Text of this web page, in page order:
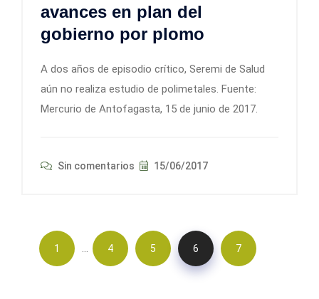
avances en plan del
gobierno por plomo
A dos años de episodio crítico, Seremi de Salud
aún no realiza estudio de polimetales. Fuente:
Mercurio de Antofagasta, 15 de junio de 2017.
Sin comentarios 15/06/2017
1 … 4 5 6 7